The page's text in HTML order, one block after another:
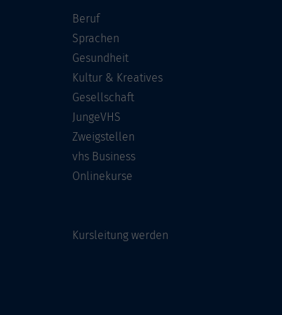
Beruf
Sprachen
Gesundheit
Kultur & Kreatives
Gesellschaft
JungeVHS
Zweigstellen
vhs Business
Onlinekurse
Kursleitung werden